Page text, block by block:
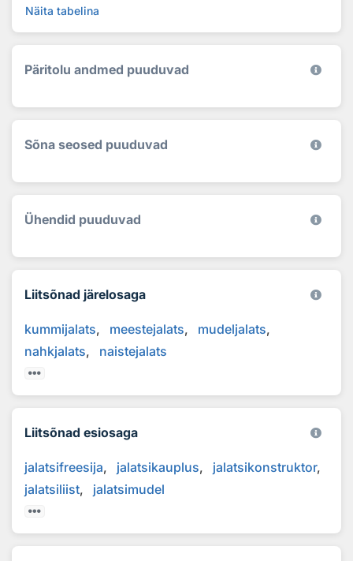
Näita tabelina
Päritolu andmed puuduvad
Sõna seosed puuduvad
Ühendid puuduvad
Liitsõnad järelosaga
kummijalats meestejalats
mudeljalats
nahkjalats
naistejalats
Liitsõnad esiosaga
jalatsifreesija jalatsikauplus
jalatsikonstruktor
jalatsiliist
jalatsimudel